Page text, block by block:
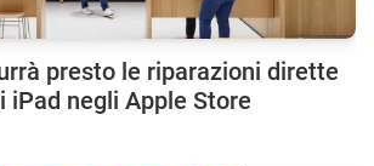
presto le riparazioni dirette
iPad negli Apple Store